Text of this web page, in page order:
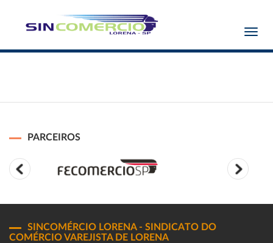
PARCEIROS
SINCOMÉRCIO LORENA - SINDICATO DO
COMÉRCIO VAREJISTA DE LORENA